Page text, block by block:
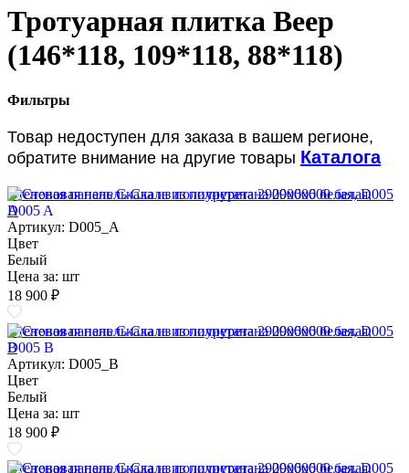
Тротуарная плитка Веер
(146*118, 109*118, 88*118)
Фильтры
Товар недоступен для заказа в вашем регионе,
обратите внимание на другие товары Каталога
Стеновая панель Скала из полиуретана 2900х600 белая, D005
A
Артикул: D005_A
Цвет
Белый
Цена за: шт
18 900 ₽
Стеновая панель Скала из полиуретана 2900х600 белая, D005
B
Артикул: D005_B
Цвет
Белый
Цена за: шт
18 900 ₽
Стеновая панель Скала из полиуретана 2900х600 белая, D005